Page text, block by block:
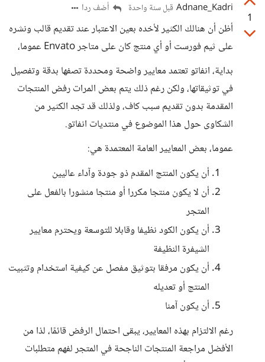
1
Adnane_Kadri قبل سنة واحدة أضف ردا
أظن أن هنالك الكثير لأخده بعين الاعتبار عند تقديم قالب ونشره
على ثيم فورست أو أي منتج كان على متاجر Envato عموما،
بداية، انفاتو تعتمد معايير واضحة ومحددة تصفها بدقة وتفصيل
في توثيقاتها، ولكن رغم ذلك يتم بعض المرات رفض المنتجات
المقدمة بدون تقديم سبب كاف، ولذلك قد تجد الكثير من
الشكاوى حول هذا الموضوع في منتديات انفاتو.
عموما، بعض المعايير العامة المعتمدة هي:
أن يكون المنتج المقدم ذو جودة وآداء عاليين
أن لا يكون منتجا مكررا أو منتجا منشورا بالفعل على
المتجر
أن يكون الكود نظيفا وقابلا للتوسعة ويحترم معايير
الشيفرة النظيفة
أن يكون مرفقا بتوثيق مفصل عن كيفية استخدام وتثبيت
المنتج أو تعديله
أن يكون آمنا
رغم الالتزام بهذه المعايير، يبقى احتمال الرفض قائمًا، لذا من
الأفضل مراجعة المنتجات الناجحة في المتجر لفهم متطلبات